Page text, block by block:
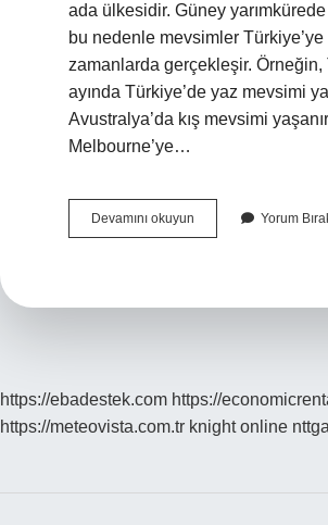
ada ülkesidir. Güney yarımkürede
bu nedenle mevsimler Türkiye’ye
zamanlarda gerçekleşir. Örneğin,
ayında Türkiye’de yaz mevsimi
Avustralya’da kış mevsimi
Melbourne’ye…
Devamını okuyun Avustralya
Ya
Yorum
https://ebadestek.com https://
https://meteovista.com.tr knight online